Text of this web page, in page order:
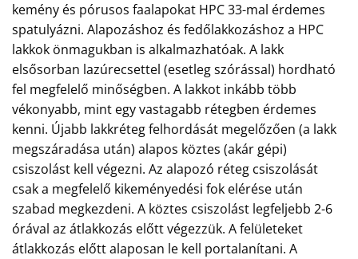
kemény és pórusos faalapokat HPC 33-mal érdemes
spatulyázni. Alapozáshoz és fedőlakkozáshoz a HPC
lakkok önmagukban is alkalmazhatóak. A lakk
elsősorban lazúrecsettel (esetleg szórással) hordható
fel megfelelő minőségben. A lakkot inkább több
vékonyabb, mint egy vastagabb rétegben érdemes
kenni. Újabb lakkréteg felhordását megelőzően (a lakk
megszáradása után) alapos köztes (akár gépi)
csiszolást kell végezni. Az alapozó réteg csiszolását
csak a megfelelő kikeményedési fok elérése után
szabad megkezdeni. A köztes csiszolást legfeljebb 2-6
órával az átlakkozás előtt végezzük. A felületeket
átlakkozás előtt alaposan le kell portalanítani. A